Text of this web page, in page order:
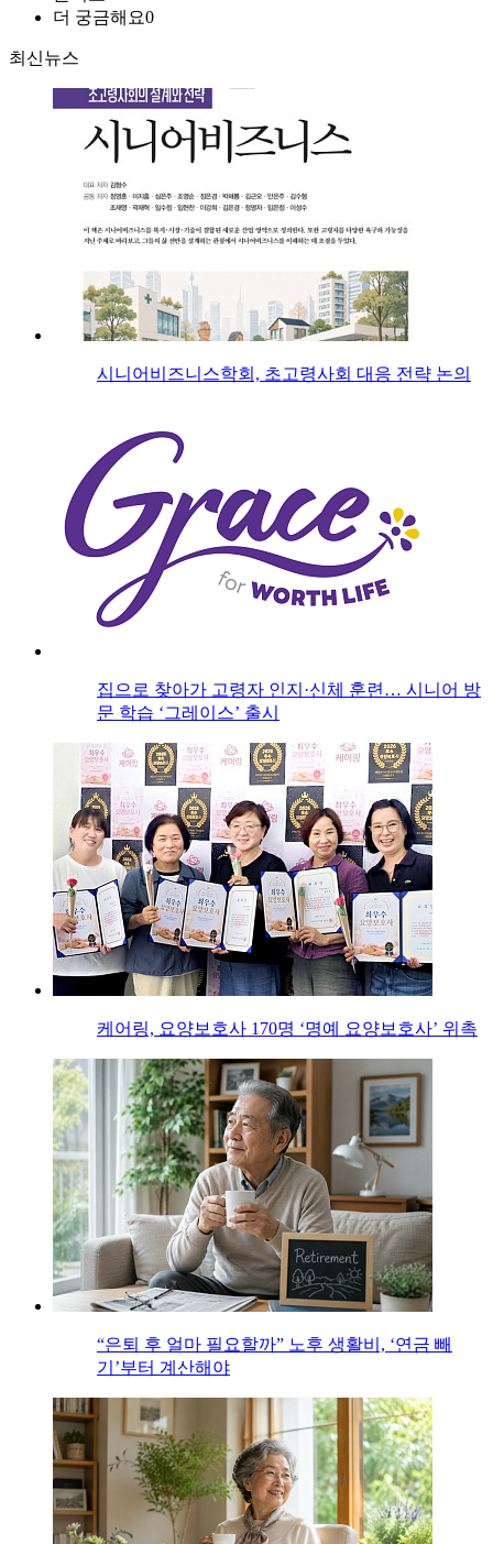
더 궁금해요0
최신뉴스
시니어비즈니스학회, 초고령사회 대응 전략 논의
집으로 찾아가 고령자 인지·신체 훈련… 시니어 방
문 학습 ‘그레이스’ 출시
케어링, 요양보호사 170명 ‘명예 요양보호사’ 위촉
“은퇴 후 얼마 필요할까” 노후 생활비, ‘연금 빼
기’부터 계산해야